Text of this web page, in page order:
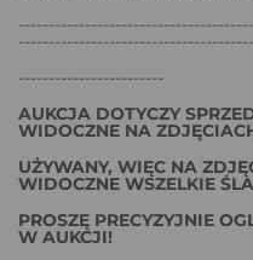
------------------------
AUKCJA DOTYCZY
WIDOCZNE NA
UŻYWANY, WIĘC NA
WIDOCZNE WSZELKIE
PROSZĘ PRECYZYJNIE
W AUKCJI!